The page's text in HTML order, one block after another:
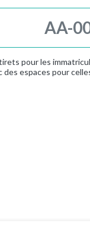
pour les
des espaces pour